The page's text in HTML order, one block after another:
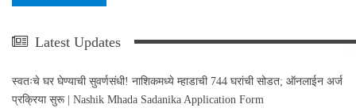
Latest Updates
स्वतःचे घर घेण्याची सुवर्णसंधी! नाशिकमध्ये म्हाडाची 744 घरांची सोडत; ऑनलाईन अर्ज
प्रक्रिया सुरू | Nashik Mhada Sadanika Application Form